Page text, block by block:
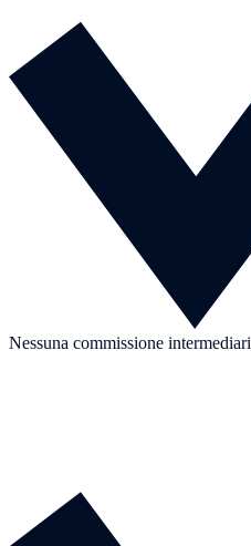
Nessuna commissione intermediari